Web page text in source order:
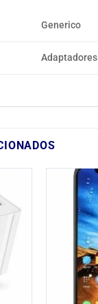
Generico
Adaptadores